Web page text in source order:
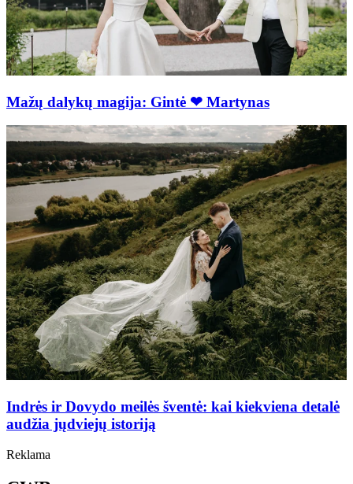
Mažų dalykų magija: Gintė ❤ Martynas
Indrės ir Dovydo meilės šventė: kai kiekviena detalė
audžia jųdviejų istoriją
Reklama